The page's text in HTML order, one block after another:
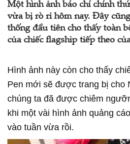
Một hình ảnh báo chí chính
vừa bị rò rỉ hôm nay. Đây
thống đầu tiên cho thấy toàn
của chiếc flagship tiếp theo
Hình ảnh này còn cho thấy
Pen mới sẽ được trang bị cho
chúng ta đã được chiêm
khi một vài hình ảnh quảng
vào tuần vừa rồi.